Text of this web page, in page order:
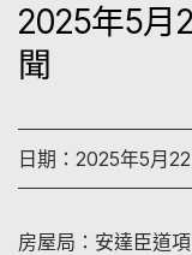
2025年5月
聞
日期：2025年5月22
房屋局：安達臣道